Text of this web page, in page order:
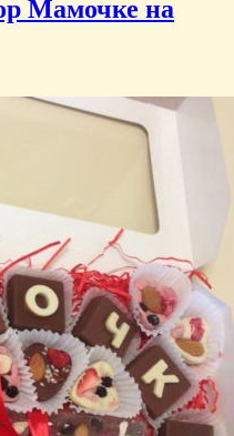
Мамочке на